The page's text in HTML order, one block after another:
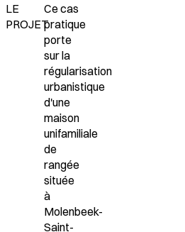
LE
PROJET
Ce cas
pratique
porte
sur la
régularisation
urbanistique
d'une
maison
unifamiliale
de
rangée
située
à
Molenbeek-
Saint-